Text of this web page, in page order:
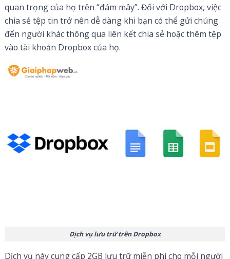
quan trọng của họ trên “đám mây”. Đối với Dropbox, việc
chia sẻ tệp tin trở nên dễ dàng khi bạn có thể gửi chúng
đến người khác thông qua liên kết chia sẻ hoặc thêm tệp
vào tài khoản Dropbox của họ.
Dịch vụ lưu trữ trên Dropbox
Dịch vụ này cung cấp 2GB lưu trữ miễn phí cho mỗi người